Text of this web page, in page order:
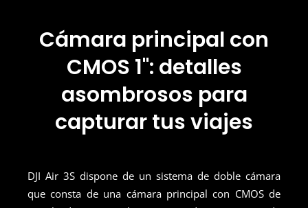
Cámara principal con
CMOS 1": detalles
asombrosos para
capturar tus viajes
DJI Air 3S dispone de un sistema de doble cámara
que consta de una cámara principal con CMOS de